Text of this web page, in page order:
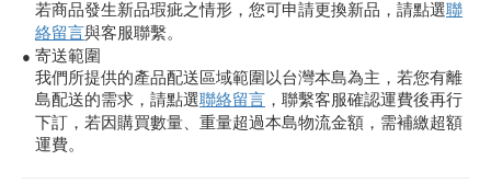
若商品發生新品瑕疵之情形，您可申請更換新品，請點選聯
絡留言與客服聯繫。
● 寄送範圍
我們所提供的產品配送區域範圍以台灣本島為主，若您有離
島配送的需求，請點選聯絡留言 ，聯繫客服確認運費後再行
下訂，若因購買數量、重量超過本島物流金額，需補繳超額
運費。